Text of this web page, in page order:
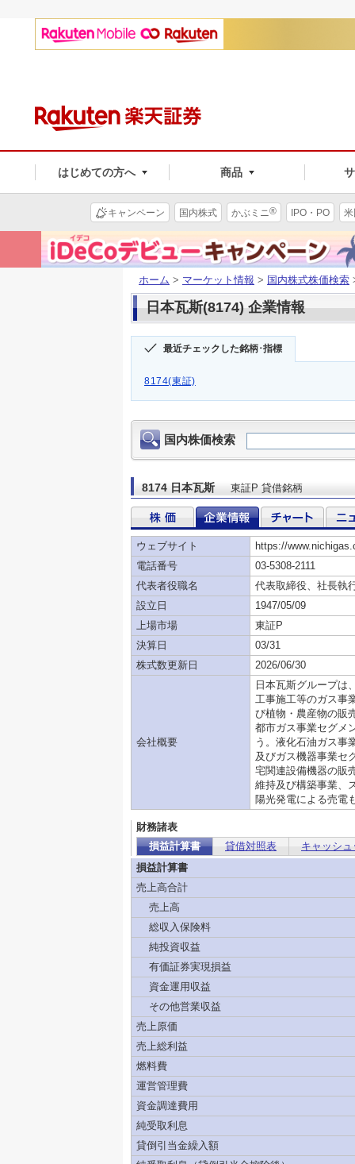
はじめての方へ 商品
キャンペーン 国内株式 かぶミニ® IPO・PO
ホーム > マーケット情報 > 国内株式株価検索
日本瓦斯(8174) 企業情報
最近チェックした銘柄･指標
8174(東証)